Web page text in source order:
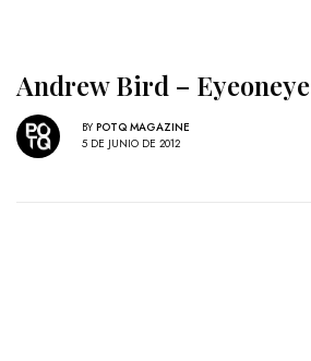
Andrew Bird – Eyeoneye
BY POTQ MAGAZINE
5 DE JUNIO DE 2012